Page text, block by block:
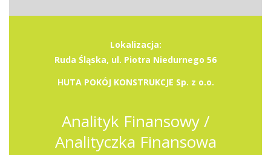
Lokalizacja:
Ruda Śląska, ul. Piotra Niedurnego 56
HUTA POKÓJ KONSTRUKCJE Sp. z o.o.
Analityk Finansowy /
Analityczka Finansowa